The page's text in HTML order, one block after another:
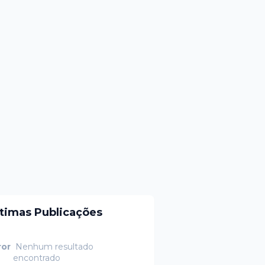
Publicações
Nenhum resultado
encontrado